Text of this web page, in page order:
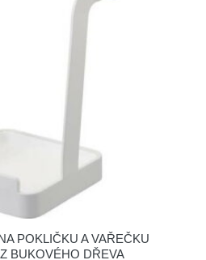
POKLIČKU A VAŘEČKU
BUKOVÉHO DŘEVA